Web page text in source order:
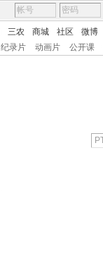
三农 商城 社区 微博
纪录片 动画片 公开课